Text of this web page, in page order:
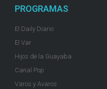
PROGRAMAS
El Daily Diario
El Var
Hijos de la Guayaba
Canal Pop
Varos y Avaros